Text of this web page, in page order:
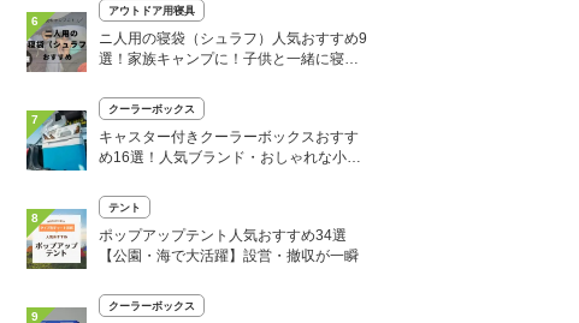
6
アウトドア用寝具
ニ人用の寝袋（シュラフ）人気おすすめ9
選！家族キャンプに！子供と一緒に寝れ
7
クーラーボックス
キャスター付きクーラーボックスおすす
め16選！人気ブランド・おしゃれな小型
8
テント
ポップアップテント人気おすすめ34選
【公園・海で大活躍】設営・撤収が一瞬
9
クーラーボックス